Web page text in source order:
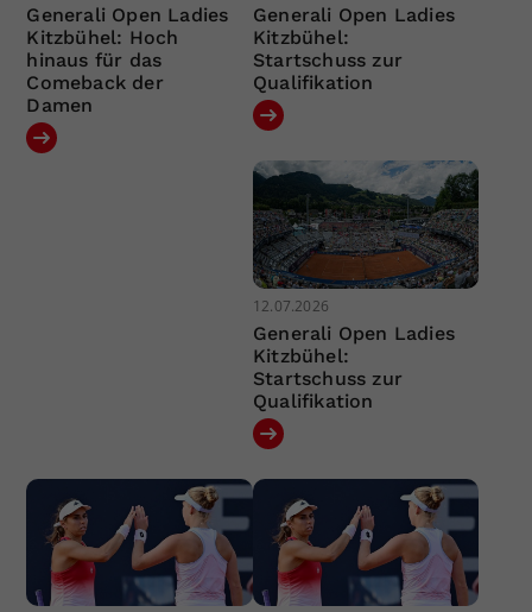
Generali Open Ladies
Kitzbühel: Hoch
hinaus für das
Comeback der
Damen
Generali Open Ladies
Kitzbühel:
Startschuss zur
Qualifikation
12.07.2026
Generali Open Ladies
Kitzbühel:
Startschuss zur
Qualifikation